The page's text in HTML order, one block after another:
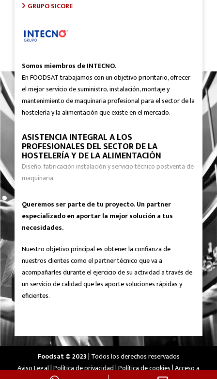
GRUPO SICORE
Somos miembros de INTECNO.
En FOODSAT trabajamos con un objetivo prioritario, ofrecer
el mejor servicio de suministro, instalación, montaje y
mantenimiento de maquinaria profesional para el sector de la
hostelería y la alimentación que existe en el mercado.
ASISTENCIA INTEGRAL A LOS
PROFESIONALES DEL SECTOR DE LA
HOSTELERÍA Y DE LA ALIMENTACIÓN
Diseño, fabricación instalación y servicio técnico postventa de
maquinaria.
Queremos ser parte de tu proyecto. Un partner
especializado en aportar la mejor solución a tus
necesidades.
Nuestro objetivo principal es obtener la confianza de
nuestros clientes como el partner técnico que va a
acompañarles durante el ejercicio de su actividad a través de
un servicio de calidad que les aporte soluciones rápidas y
eficientes.
Foodsat © 2023| Todos los derechos reservados
Aviso Legal|Política de privacidad|Política de cookies|Acceso a